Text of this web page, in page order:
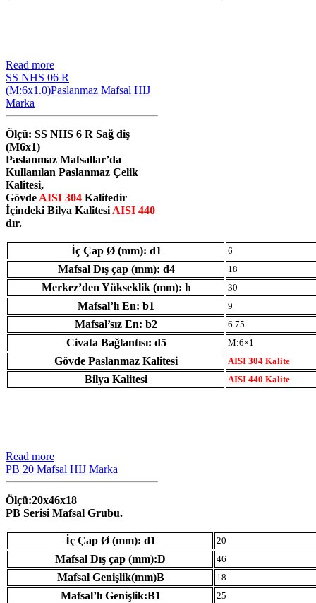
Read more
SS NHS 06 R
(M:6x1.0)Paslanmaz Mafsal HIJ
Marka
Ölçü: SS NHS 6 R Sağ diş
(M6x1)
Paslanmaz Mafsallar’da
Kullanılan Paslanmaz Çelik
Kalitesi,
Gövde AISI 304 Kalitedir
İçindeki Bilya Kalitesi AISI 440
dır.
İç Çap Ø (mm): d1 6
Mafsal Dış çap (mm): d4 18
Merkez’den Yükseklik (mm): h 30
Mafsal’lı En: b1 9
Mafsal’sız En: b2 6.75
Civata Bağlantısı: d5 M:6×1
Gövde Paslanmaz Kalitesi AISI 304 Kalite
Bilya Kalitesi AISI 440 Kalite
Read more
PB 20 Mafsal HIJ Marka
Ölçü:20x46x18
PB Serisi Mafsal Grubu.
İç Çap Ø (mm): d1 20
Mafsal Dış çap (mm):D 46
Mafsal Genişlik(mm)B 18
Mafsal’lı Genişlik:B1 25